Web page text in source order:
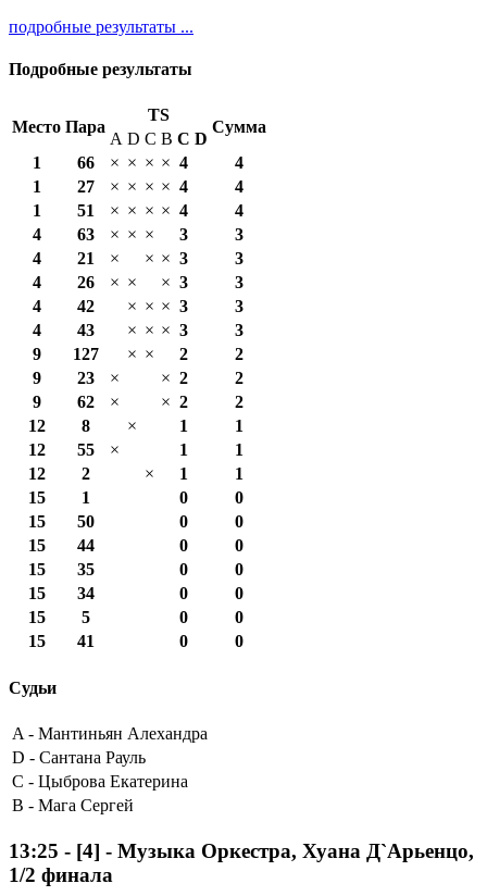
подробные результаты ...
Подробные результаты
Место Пара
TS
Сумма
A D C B С D
1
66 × × × × 4
4
1
27 × × × × 4
4
1
51 × × × × 4
4
4
63 × × × 3
3
4
21 × × × 3
3
4
26 × × × 3
3
4
42 × × × 3
3
4
43 × × × 3
3
9
127 × × 2
2
9
23 × × 2
2
9
62 × × 2
2
12
8 × 1
1
12
55 × 1
1
12
2 × 1
1
15
1 0
0
15
50 0
0
15
44 0
0
15
35 0
0
15
34 0
0
15
5 0
0
15
41 0 0
Судьи
A - Мантиньян Алехандра
D - Сантана Рауль
C - Цыброва Екатерина
B - Мага Сергей
13:25 - [4] - Музыка Оркестра, Хуана Д`Арьенцо,
1/2 финала